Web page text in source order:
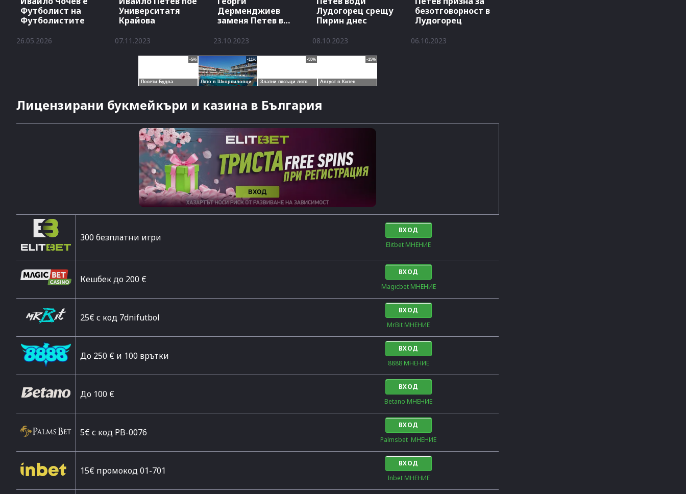
Футболист на
Футболистите
26.05.2026
Университатя
Крайова
07.11.2023
Дерменджиев
заменя Петев в
23.10.2023
Лудогорец срещу
Пирин днес
08.10.2023
безотговорност в
Лудогорец
06.10.2023
Лицензирани букмейкъри и казина в България
300 безплатни игри
ВХОД
Elitbet МНЕНИЕ
Кешбек до 200 €
ВХОД
Magicbet МНЕНИЕ
25€ с код 7dnifutbol
ВХОД
MrBit МНЕНИЕ
До 250 € и 100 врътки
ВХОД
8888 МНЕНИЕ
Дo 100 €
ВХОД
Betano МНЕНИЕ
5€ с код PB-0076
ВХОД
Palmsbet  МНЕНИЕ
15€ промокод 01-701
ВХОД
Inbet МНЕНИЕ